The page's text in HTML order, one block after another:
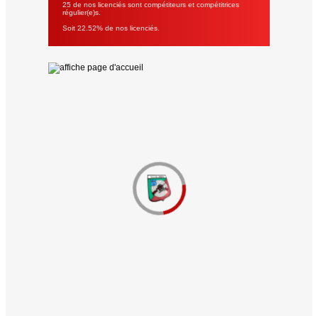
25 de nos licenciés sont compétiteurs et compétitrices
régulier(e)s.
Soit 22.52% de nos licenciés.